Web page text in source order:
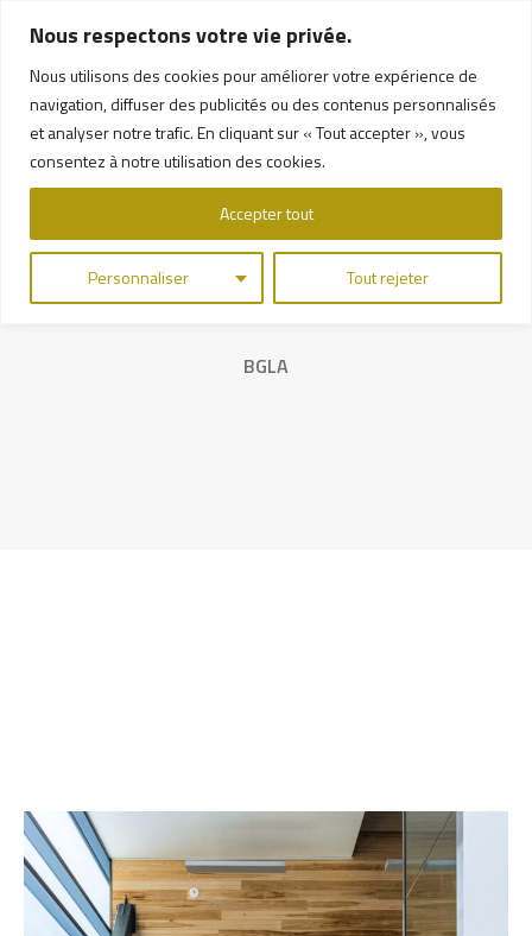
Nous respectons votre vie privée.
Nous utilisons des cookies pour améliorer votre expérience de
navigation, diffuser des publicités ou des contenus personnalisés
et analyser notre trafic. En cliquant sur « Tout accepter », vous
consentez à notre utilisation des cookies.
Personnaliser Tout rejeter
Accepter tout
PHOTOGRAPHIE ARCHITECTURALE
BGLA